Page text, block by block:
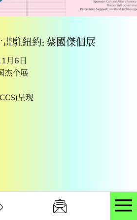
駐紐約: 蔡國傑個展
月6日
杰个展
呈现